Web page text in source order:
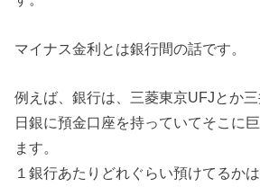
マイナス金利とは銀行間の話です。
例えば、銀行は、三菱東京UFJとか三
日銀に預金口座を持っていてそこに
ます。
１銀行あたりどれぐらい預けてるか